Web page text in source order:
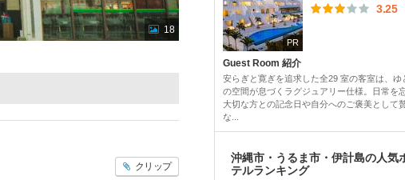
18
クリップ
PR
3.25
Guest Room 紹介
安らぎと寛ぎを追求した全29 室の客室は、ゆ
の空間が息づくラグジュアリー仕様。日常を忘
大切な方との記念日や自分へのご褒美として
な...
沖縄市・うるま市・伊計島の人気
テルランキング